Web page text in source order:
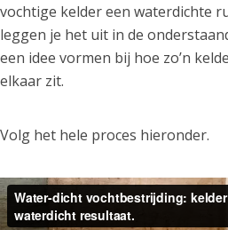
vochtige kelder een waterdichte
leggen je het uit in de
een idee vormen bij hoe zo’n
elkaar zit.
Volg het hele proces hieronder.